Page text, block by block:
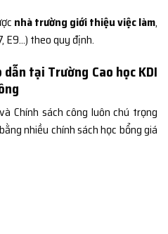
nhà trường giới thiệu việc làm,
E9…) theo quy định.
tại Trường Cao học KDI
Chính sách công luôn chú trọng
nhiều chính sách học bổng giá